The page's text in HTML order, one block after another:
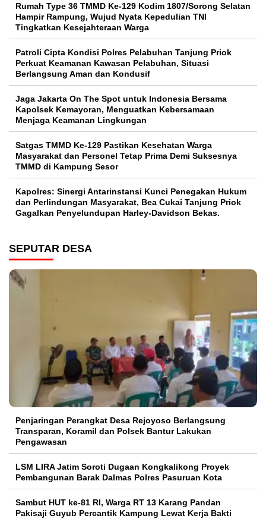
Rumah Type 36 TMMD Ke-129 Kodim 1807/Sorong Selatan
Hampir Rampung, Wujud Nyata Kepedulian TNI
Tingkatkan Kesejahteraan Warga
Patroli Cipta Kondisi Polres Pelabuhan Tanjung Priok
Perkuat Keamanan Kawasan Pelabuhan, Situasi
Berlangsung Aman dan Kondusif
Jaga Jakarta On The Spot untuk Indonesia Bersama
Kapolsek Kemayoran, Menguatkan Kebersamaan
Menjaga Keamanan Lingkungan
Satgas TMMD Ke-129 Pastikan Kesehatan Warga
Masyarakat dan Personel Tetap Prima Demi Suksesnya
TMMD di Kampung Sesor
Kapolres: Sinergi Antarinstansi Kunci Penegakan Hukum
dan Perlindungan Masyarakat, Bea Cukai Tanjung Priok
Gagalkan Penyelundupan Harley-Davidson Bekas.
SEPUTAR DESA
Penjaringan Perangkat Desa Rejoyoso Berlangsung
Transparan, Koramil dan Polsek Bantur Lakukan
Pengawasan
LSM LIRA Jatim Soroti Dugaan Kongkalikong Proyek
Pembangunan Barak Dalmas Polres Pasuruan Kota
Sambut HUT ke-81 RI, Warga RT 13 Karang Pandan
Pakisaji Guyub Percantik Kampung Lewat Kerja Bakti